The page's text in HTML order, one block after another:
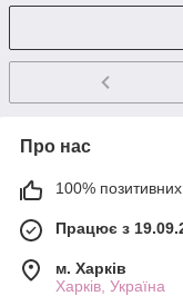
Про нас
100% позитивних
Працює з
м. Харків
Харків, Україна